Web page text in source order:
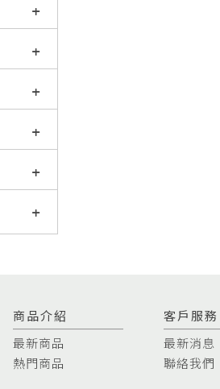
商品介紹
最新商品
熱門商品
客戶服務
最新消息
聯絡我們